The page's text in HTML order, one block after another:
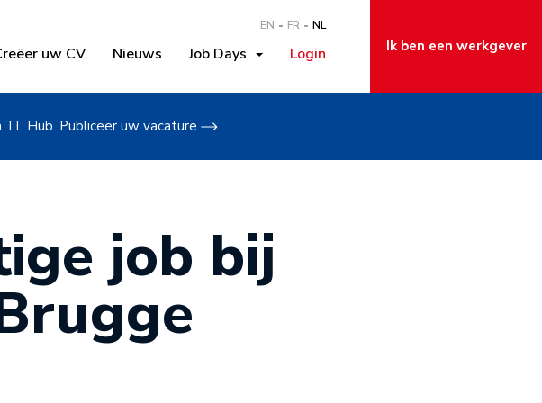
EN FR NL
uw CV Nieuws Job Days Login Ik ben een werkgever
Hub. Publiceer uw vacature
job bij